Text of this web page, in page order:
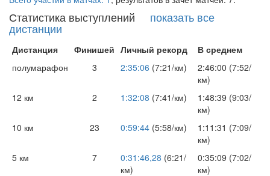
Статистика выступлений показать все
дистанции
Дистанция Финишей Личный рекорд
В среднем
полумарафон
3 2:35:06 (7:21/км)
2:46:00 (7:52/
км)
12 км
2 1:32:08 (7:41/км)
1:48:39 (9:03/
км)
10 км
23 0:59:44 (5:58/км)
1:11:31 (7:09/
км)
5 км
7 0:31:46,28 (6:21/
км)
0:35:09 (7:02/
км)